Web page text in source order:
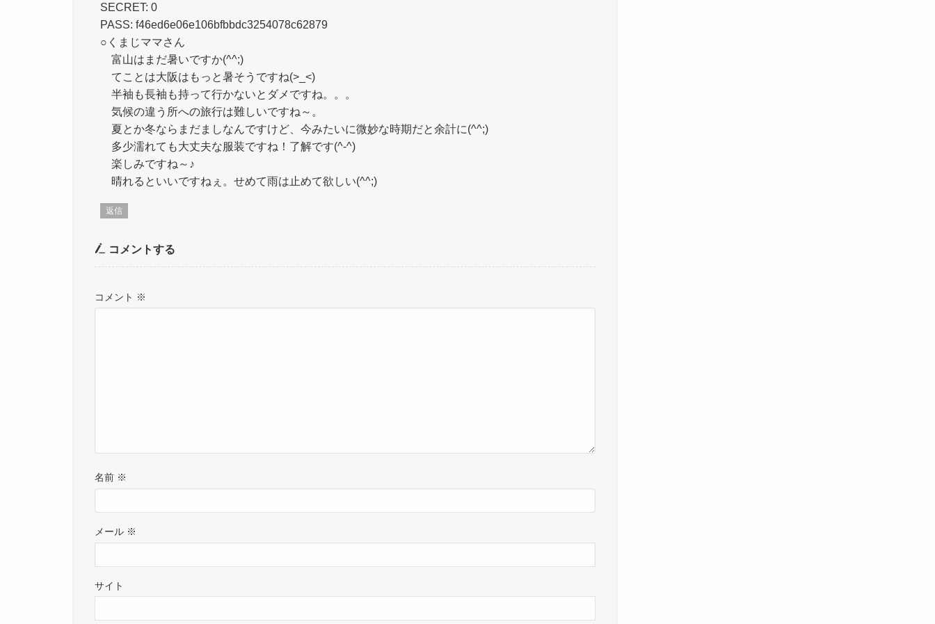
SECRET: 0
PASS: f46ed6e06e106bfbbdc3254078c62879
○くまじママさん
富山はまだ暑いですか(^^;)
てことは大阪はもっと暑そうですね(>_<)
半袖も長袖も持って行かないとダメですね。。。
気候の違う所への旅行は難しいですね～。
夏とか冬ならまだましなんですけど、今みたいに微妙な時期だと余計に(^^;)
多少濡れても大丈夫な服装ですね！了解です(^-^)
楽しみですね～♪
晴れるといいですねぇ。せめて雨は止めて欲しい(^^;)
返信
コメントする
コメント ※
名前 ※
メール ※
サイト